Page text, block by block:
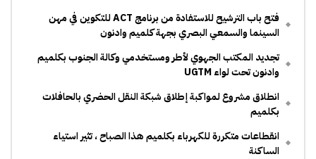
فتح باب الترشيح للاستفادة من برنامج ACT للتكوين في مهن
السينما والسمعي البصري بجهة كلميم وادنون
تجديد المكتب الجهوي لأطر ومستخدمي وكالة الجنوب بكلميم
وادنون تحت لواء UGTM
انطلاق مشروع لمواكبة إطلاق شبكة النقل الحضري بالحافلات
بكلميم
انقطاعات متكررة للكهرباء بكلميم هذا الصباح ، تثير استياء
الساكنة